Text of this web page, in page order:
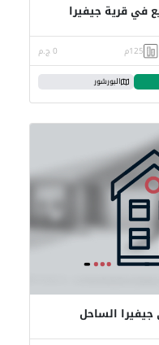
في قرية جيفيرا
125م 0 ج.م
البورشور
في جيفيرا الساحل